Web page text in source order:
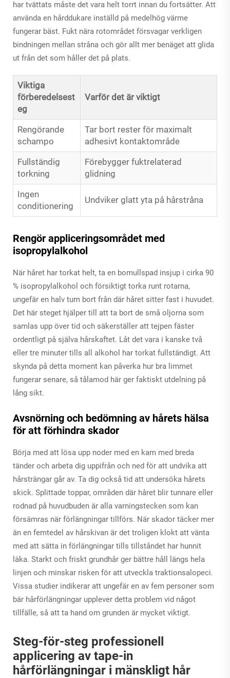
har tvättats måste det vara helt torrt innan du fortsätter. Att
använda en hårddukare inställd på medelhög värme
fungerar bäst. Fukt nära rotområdet försvagar verkligen
bindningen mellan stråna och gör allt mer benäget att glida
ut från det som håller det på plats.
Viktiga
förberedelsest
eg
Varför det är viktigt
Rengörande
schampo
Tar bort rester för maximalt
adhesivt kontaktområde
Fullständig
torkning
Förebygger fuktrelaterad
glidning
Ingen
conditionering
Undviker glatt yta på hårstråna
Rengör appliceringsområdet med
isopropylalkohol
När håret har torkat helt, ta en bomullspad insjup i cirka 90
% isopropylalkohol och försiktigt torka runt rotarna,
ungefär en halv tum bort från där håret sitter fast i huvudet.
Det här steget hjälper till att ta bort de små oljorna som
samlas upp över tid och säkerställer att tejpen fäster
ordentligt på själva hårskaftet. Låt det vara i kanske två
eller tre minuter tills all alkohol har torkat fullständigt. Att
skynda på detta moment kan påverka hur bra limmet
fungerar senare, så tålamod här ger faktiskt utdelning på
lång sikt.
Avsnörning och bedömning av hårets hälsa
för att förhindra skador
Börja med att lösa upp noder med en kam med breda
tänder och arbeta dig uppifrån och ned för att undvika att
hårsträngar går av. Ta dig också tid att undersöka hårets
skick. Splittade toppar, områden där håret blir tunnare eller
rodnad på huvudbuden är alla varningstecken som kan
försämras när förlängningar tillförs. När skador täcker mer
än en femtedel av hårskivan är det troligen klokt att vänta
med att sätta in förlängningar tills tillståndet har hunnit
läka. Starkt och friskt grundhår ger bättre håll längs hela
linjen och minskar risken för att utveckla traktionsalopeci.
Vissa studier indikerar att ungefär en av fem personer som
bär hårförlängningar upplever detta problem vid något
tillfälle, så att ta hand om grunden är mycket viktigt.
Steg-för-steg professionell
applicering av tape-in
hårförlängningar i mänskligt hår